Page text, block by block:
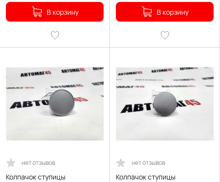
В корзину В корзину
нет отзывов
Колпачок ступицы
нет отзывов
Колпачок ступицы